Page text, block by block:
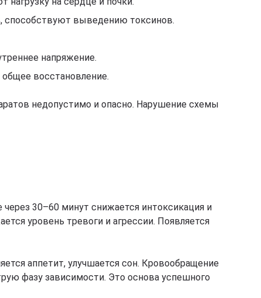
способствуют выведению токсинов.
напряжение.
восстановление.
недопустимо и опасно. Нарушение схемы
через 30–60 минут снижается интоксикация и
уровень тревоги и агрессии. Появляется
аппетит, улучшается сон. Кровообращение
фазу зависимости. Это основа успешного